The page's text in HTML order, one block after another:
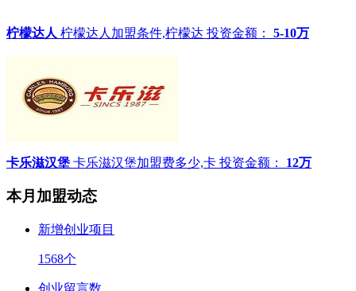
柠檬达人 柠檬达人加盟条件,柠檬达 投资金额： 5-10万
卡乐滋汉堡 卡乐滋汉堡加盟费多少,卡 投资金额： 12万
本月加盟动态
新增创业项目
1568个
创业留言数